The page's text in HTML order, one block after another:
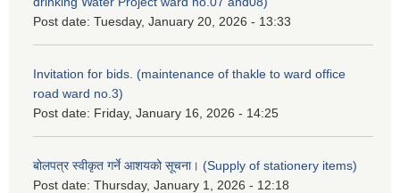
Post date: Tuesday, January 20, 2026 - 13:33
Invitation for bids. (maintenance of thakle to ward office
road ward no.3)
Post date: Friday, January 16, 2026 - 14:25
बोलपत्र स्वीकृत गर्ने आशयको सूचना। (Supply of stationery items)
Post date: Thursday, January 1, 2026 - 12:18